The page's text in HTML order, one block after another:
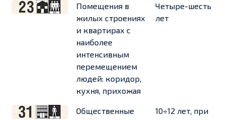
Помещения в
жилых строениях
и квартирах с
наиболее
интенсивным
перемещением
людей: коридор,
кухня, прихожая
Четыре-шесть
лет
Общественные
10÷12 лет, при